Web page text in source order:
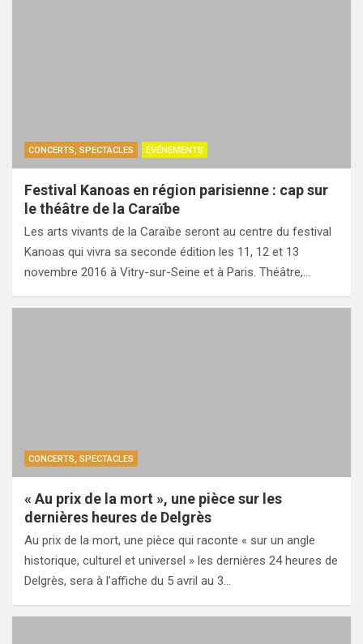
CONCERTS, SPECTACLES ÉVÉNEMENTS
Festival Kanoas en région parisienne : cap sur
le théâtre de la Caraïbe
Les arts vivants de la Caraïbe seront au centre du festival
Kanoas qui vivra sa seconde édition les 11, 12 et 13
novembre 2016 à Vitry-sur-Seine et à Paris. Théâtre,…
CONCERTS, SPECTACLES
« Au prix de la mort », une pièce sur les
dernières heures de Delgrès
Au prix de la mort, une pièce qui raconte « sur un angle
historique, culturel et universel » les dernières 24 heures de
Delgrès, sera à l’affiche du 5 avril au 3…